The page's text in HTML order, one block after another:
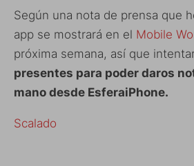
Según una nota de prensa que
app se mostrará en el Mobile
próxima semana, así que
presentes para poder daros
mano desde EsferaiPhone.
Scalado